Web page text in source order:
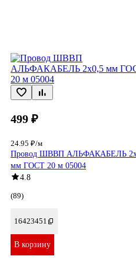
499 ₽
24.95 ₽/м
Провод ШВВП АЛЬФАКАБЕЛЬ
мм ГОСТ 20 м 05004
4.8
(89)
16423451
В корзину